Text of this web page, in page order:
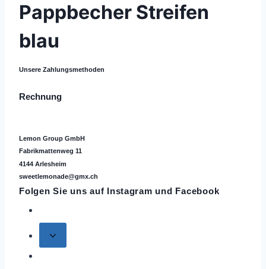
Pappbecher Streifen
blau
Unsere Zahlungsmethoden
Rechnung
Lemon Group GmbH
Fabrikmattenweg 11
4144 Arlesheim
sweetlemonade@gmx.ch
Folgen Sie uns auf Instagram und Facebook